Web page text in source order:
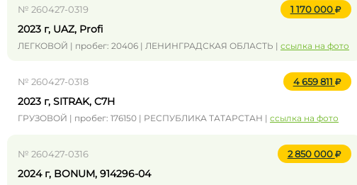
№ 260427-0319 1 170 000
2023 г, UAZ, Profi
ЛЕГКОВОЙ | пробег: 20406 | ЛЕНИНГРАДСКАЯ ОБЛАСТЬ | ссылка на фото
№ 260427-0318 4 659 811
2023 г, SITRAK, C7H
ГРУЗОВОЙ | пробег: 176150 | РЕСПУБЛИКА ТАТАРСТАН | ссылка на фото
№ 260427-0316 2 850 000
2024 г, BONUM, 914296-04